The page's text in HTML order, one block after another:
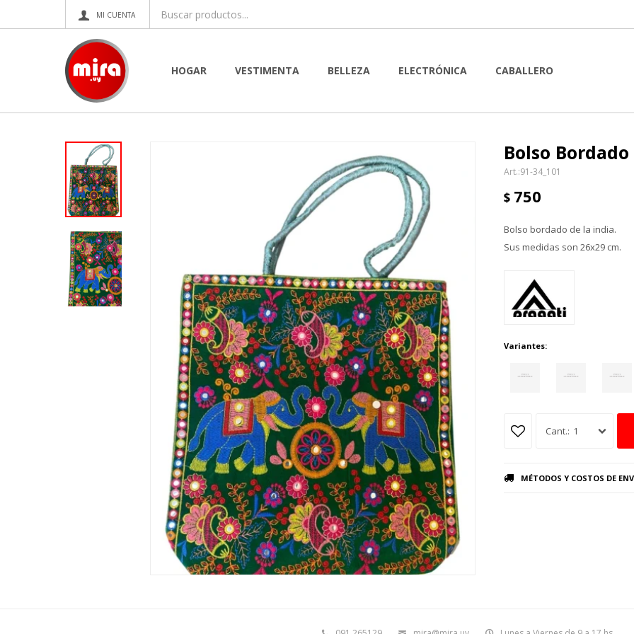
HOGAR VESTIMENTA BELLEZA ELECTRÓNICA CABALLERO
Bolso Bordado
91-34_101
$ 750
Bolso bordado de la india.
Sus medidas son 26x29 cm.
Variantes:
1
MÉTODOS Y COSTOS DE